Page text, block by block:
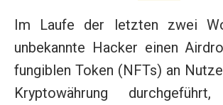
Im Laufe der letzten zwei
unbekannte Hacker einen
fungiblen Token (NFTs) an
Kryptowährung